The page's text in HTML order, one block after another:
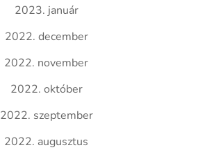
2023. január
2022. december
2022. november
2022. október
2022. szeptember
2022. augusztus